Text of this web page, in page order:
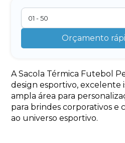
Orçamento
A Sacola Térmica Futebol
design esportivo, excelente
ampla área para
para brindes corporativos e
ao universo esportivo.